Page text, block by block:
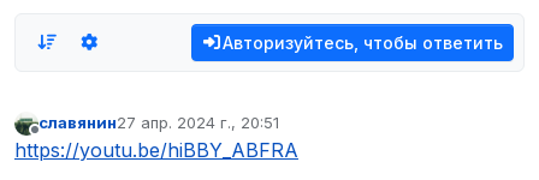
Авторизуйтесь, чтобы ответить
Не в сети
славянин27 апр. 2024 г., 20:51
отредактировано
https://youtu.be/hiBBY_ABFRA